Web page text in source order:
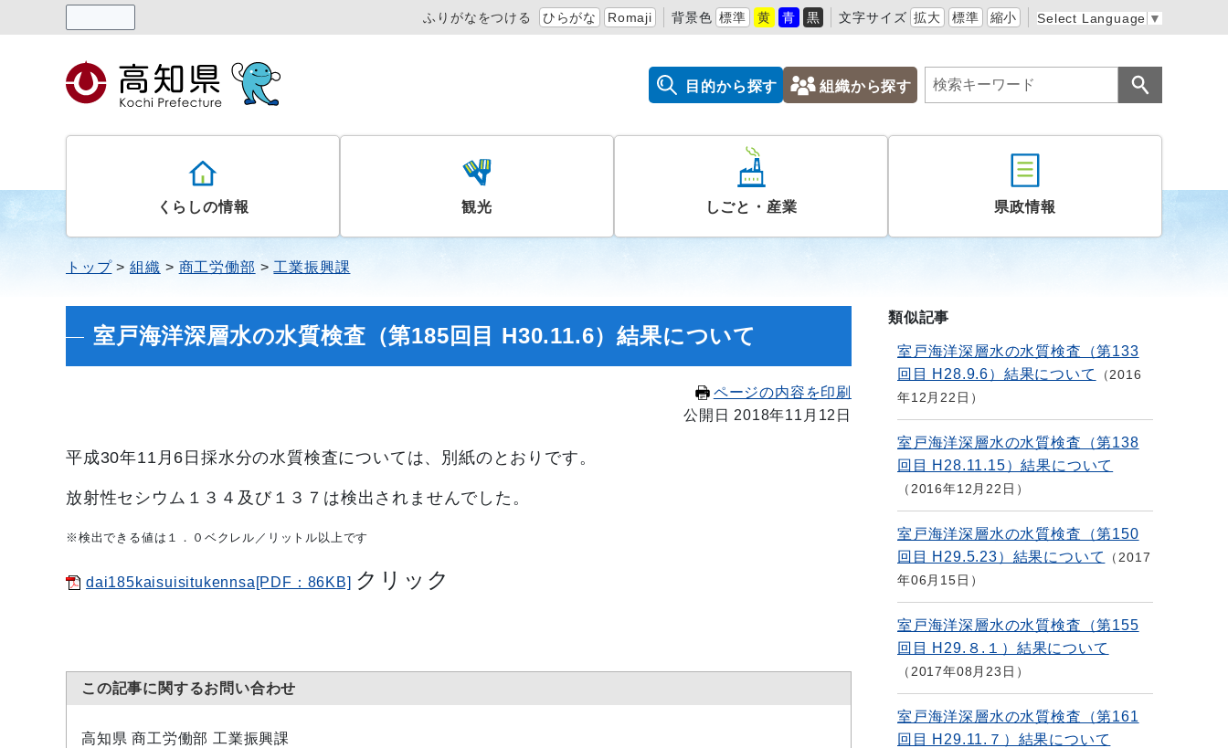
ふりがなをつける ひらがな Romaji 背景色 標準 黄 青 黒 文字サイズ 拡大 標準 縮小 Select Language ▼
目的から探す 組織から探す
くらしの情報 観光 しごと・産業 県政情報
トップ 組織 商工労働部 工業振興課
室戸海洋深層水の水質検査（第185回目 H30.11.6）結果について
ページの内容を印刷
公開日 2018年11月12日
平成30年11月6 日採水分の水質検査については、別紙のとおりです。
放射性セシウム１３４及び１３７は検出されませんでした。
※検出できる値は１．０ベクレル／リットル以上です
dai185kaisuisitukennsa[PDF：86KB] クリック
この記事に関するお問い合わせ
高知県 商工労働部 工業振興課
類似記事
室戸海洋深層水の水質検査（第133
回目 H28.9.6）結果について
2016
年12月22日
室戸海洋深層水の水質検査（第138
回目 H28.11.15）結果について
2016年12月22日
室戸海洋深層水の水質検査（第150
回目 H29.5.23）結果について
2017
年06月15日
室戸海洋深層水の水質検査（第155
回目 H29.８.１）結果について
2017年08月23日
室戸海洋深層水の水質検査（第161
回目 H29.11.７）結果について